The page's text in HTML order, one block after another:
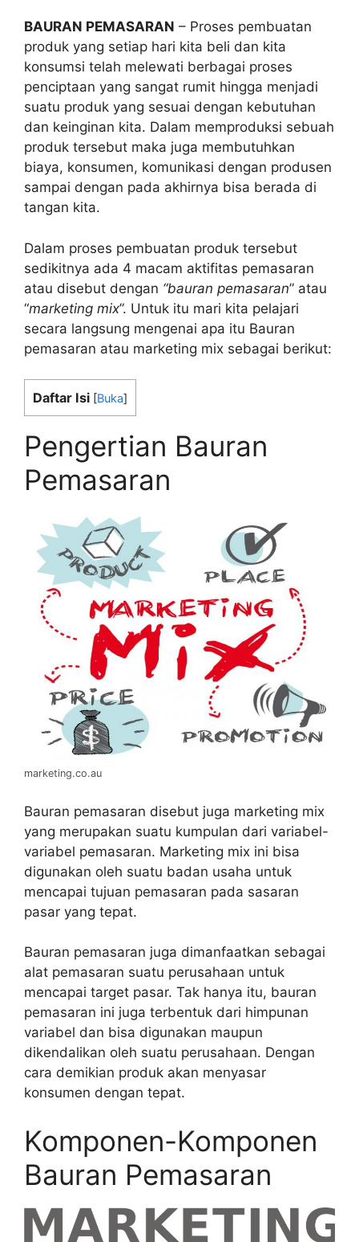
BAURAN PEMASARAN – Proses pembuatan
produk yang setiap hari kita beli dan kita
konsumsi telah melewati berbagai proses
penciptaan yang sangat rumit hingga menjadi
suatu produk yang sesuai dengan kebutuhan
dan keinginan kita. Dalam memproduksi sebuah
produk tersebut maka juga membutuhkan
biaya, konsumen, komunikasi dengan produsen
sampai dengan pada akhirnya bisa berada di
tangan kita.
Dalam proses pembuatan produk tersebut
sedikitnya ada 4 macam aktifitas pemasaran
atau disebut dengan “bauran pemasaran” atau
“marketing mix”. Untuk itu mari kita pelajari
secara langsung mengenai apa itu Bauran
pemasaran atau marketing mix sebagai berikut:
Daftar Isi [Buka]
Pengertian Bauran
Pemasaran
marketing.co.au
Bauran pemasaran disebut juga marketing mix
yang merupakan suatu kumpulan dari variabel-
variabel pemasaran. Marketing mix ini bisa
digunakan oleh suatu badan usaha untuk
mencapai tujuan pemasaran pada sasaran
pasar yang tepat.
Bauran pemasaran juga dimanfaatkan sebagai
alat pemasaran suatu perusahaan untuk
mencapai target pasar. Tak hanya itu, bauran
pemasaran ini juga terbentuk dari himpunan
variabel dan bisa digunakan maupun
dikendalikan oleh suatu perusahaan. Dengan
cara demikian produk akan menyasar
konsumen dengan tepat.
Komponen-Komponen
Bauran Pemasaran